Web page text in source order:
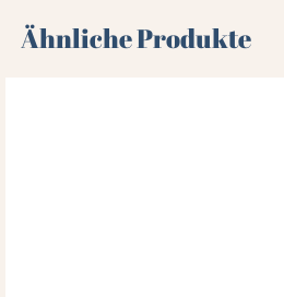
Ähnliche Produkte